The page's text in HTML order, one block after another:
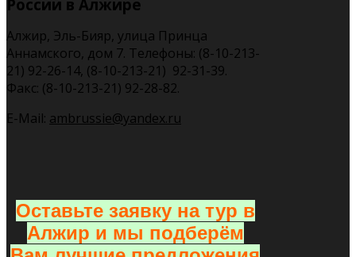
России в Алжире
Алжир, Эль-Бияр, улица Принца
Аннамского, дом 7. Телефоны: (8-10-213-
21) 92-26-14, (8-10-213-21) 92-31-39.
Факс: (8-10-213-21) 92-28-82.
E-Mail: ambrussie@yandex.ru
Оставьте заявку на тур в
Алжир и мы подберём